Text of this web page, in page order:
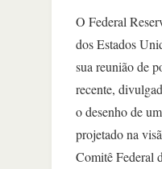
O Federal
dos Estados
sua reunião de
recente,
o desenho de
projetado na
Comitê Federal